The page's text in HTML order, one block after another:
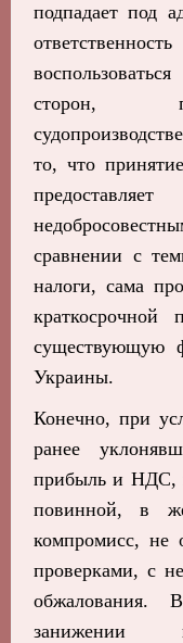
подпадает под
сторон,
то, что
сравнении с
налоги, сама
краткосрочной
существующую
Украины.
Конечно, при
ранее
прибыль и НДС,
повинной, в
компромисс, не
проверками, с
обжалования.
занижении